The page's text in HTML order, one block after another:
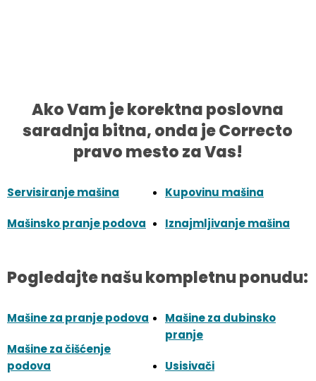
Ako Vam je korektna poslovna
saradnja bitna, onda je Correcto
pravo mesto za Vas!
Servisiranje mašina
Mašinsko pranje podova
Kupovinu mašina
Iznajmljivanje mašina
Pogledajte našu kompletnu ponudu:
Mašine za pranje podova
Mašine za čišćenje
podova
Mašine za dubinsko
pranje
Usisivači